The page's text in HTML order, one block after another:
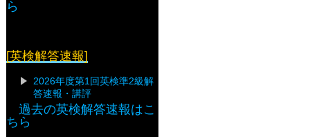
ら
[英検解答速報]
2026年度第1回英検準2級解
答速報・講評
過去の英検解答速報はこ
ちら